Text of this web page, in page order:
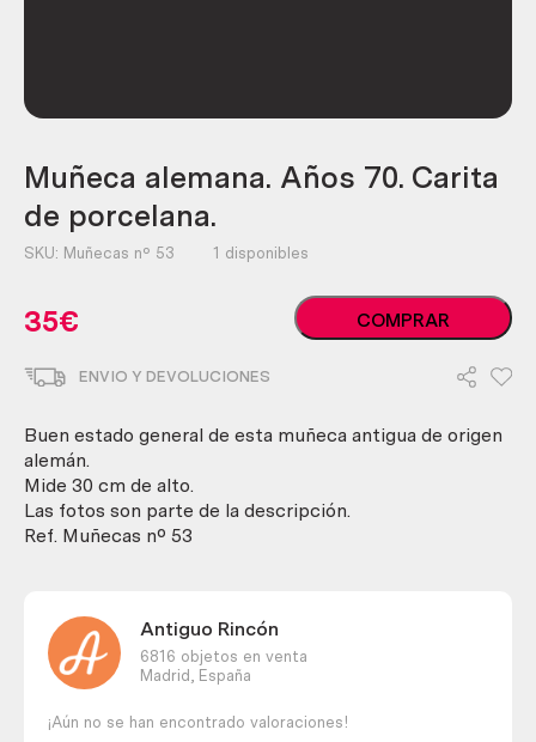
Muñeca alemana. Años 70. Carita
de porcelana.
SKU: Muñecas nº 53 1 disponibles
35€
Muñeca
alemana.
de
COMPRAR
ENVIO Y DEVOLUCIONES
Buen estado general de esta muñeca antigua de origen
alemán.
Mide 30 cm de alto.
Las fotos son parte de la descripción.
Ref. Muñecas nº 53
Antiguo Rincón
6816 objetos en venta
Madrid,
España
¡Aún no se han encontrado valoraciones!